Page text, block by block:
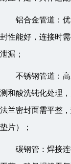
铝合金管道：
封性能好，连接时
泄漏；
不锈钢管道：
测和酸洗钝化处理
法兰密封面需平整
垫片）；
碳钢管：焊接